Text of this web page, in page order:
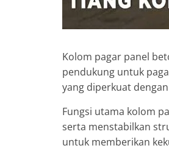
Kolom pagar panel
pendukung untuk
yang diperkuat
Fungsi utama kolom
serta menstabilkan
untuk memberikan